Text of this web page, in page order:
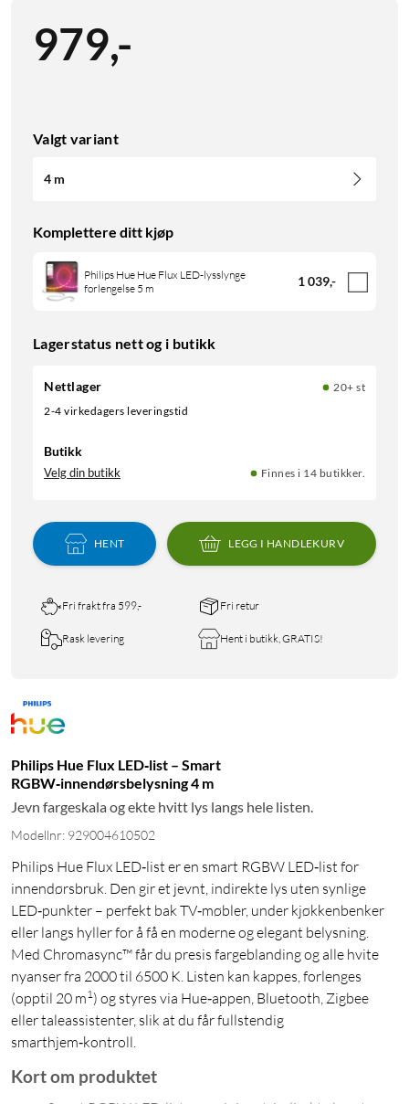
979,-
Valgt variant
4 m
Komplettere ditt kjøp
Philips Hue Hue Flux LED-lysslynge
forlengelse 5 m
1 039,-
Lagerstatus nett og i butikk
Nettlager
20+ st
2-4 virkedagers leveringstid
Butikk
Velg din butikk Finnes i 14 butikker.
HENT LEGG I HANDLEKURV
Fri frakt fra 599,- Fri retur
Rask levering Hent i butikk, GRATIS!
Philips Hue Flux LED‑list – Smart
RGBW‑innendørsbelysning 4 m
Jevn fargeskala og ekte hvitt lys langs hele listen.
Modellnr: 929004610502
Philips Hue Flux LED‑list er en smart RGBW LED‑list for
innendørsbruk. Den gir et jevnt, indirekte lys uten synlige
LED‑punkter – perfekt bak TV‑møbler, under kjøkkenbenker
eller langs hyller for å få en moderne og elegant belysning.
Med Chromasync™ får du presis fargeblanding og alle hvite
nyanser fra 2000 til 6500 K. Listen kan kappes, forlenges
(opptil 20 m1) og styres via Hue‑appen, Bluetooth, Zigbee
eller taleassistenter, slik at du får fullstendig
smarthjem‑kontroll.
Kort om produktet